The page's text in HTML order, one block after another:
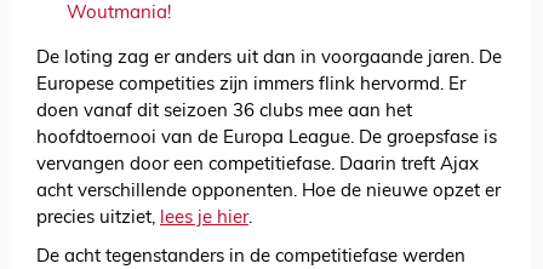
Woutmania!
De loting zag er anders uit dan in voorgaande jaren. De
Europese competities zijn immers flink hervormd. Er
doen vanaf dit seizoen 36 clubs mee aan het
hoofdtoernooi van de Europa League. De groepsfase is
vervangen door een competitiefase. Daarin treft Ajax
acht verschillende opponenten. Hoe de nieuwe opzet er
precies uitziet, lees je hier.
De acht tegenstanders in de competitiefase werden